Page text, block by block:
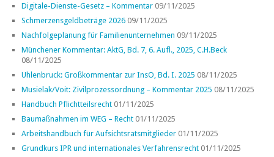
Digitale-Dienste-Gesetz – Kommentar 09/11/2025
Schmerzensgeldbeträge 2026 09/11/2025
Nachfolgeplanung für Familienunternehmen 09/11/2025
Münchener Kommentar: AktG, Bd. 7, 6. Aufl., 2025, C.H.Beck
08/11/2025
Uhlenbruck: Großkommentar zur InsO, Bd. I. 2025 08/11/2025
Musielak/Voit: Zivilprozessordnung – Kommentar 2025 08/11/2025
Handbuch Pflichtteilsrecht 01/11/2025
Baumaßnahmen im WEG – Recht 01/11/2025
Arbeitshandbuch für Aufsichtsratsmitglieder 01/11/2025
Grundkurs IPR und internationales Verfahrensrecht 01/11/2025